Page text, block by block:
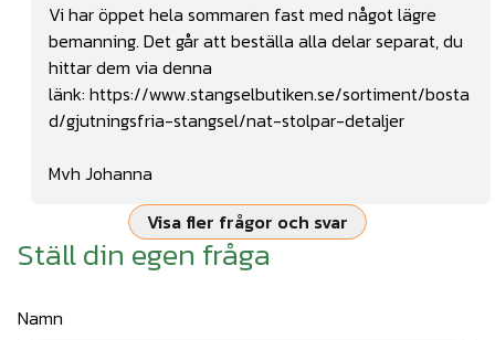
Vi har öppet hela sommaren fast med något lägre
bemanning. Det går att beställa alla delar separat, du
hittar dem via denna
länk: https://www.stangselbutiken.se/sortiment/bosta
d/gjutningsfria-stangsel/nat-stolpar-detaljer
Mvh Johanna
Visa fler frågor och svar
Ställ din egen fråga
Namn